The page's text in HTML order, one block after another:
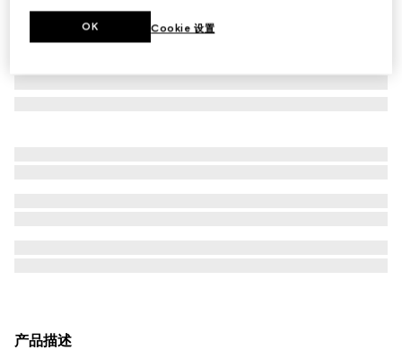
产品描述
Cookie 设置
OK